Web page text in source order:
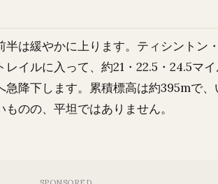
は緩やかに上ります。ティシントン
イルに入って、約21・22.5・24.5マ
降下します。累積標高は約395mで、
のの、平坦ではありません。